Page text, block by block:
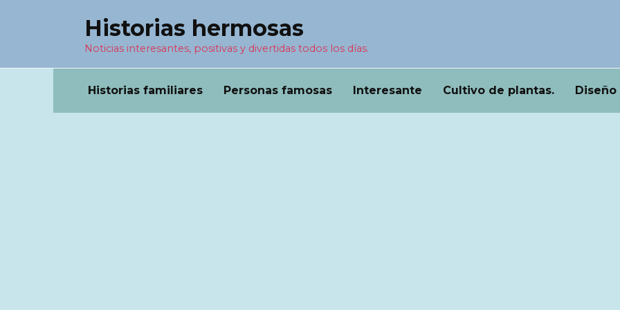
Historias hermosas
Noticias interesantes, positivas y divertidas todos los días.
Historias familiares Personas famosas Interesante Cultivo de plantas. Diseño